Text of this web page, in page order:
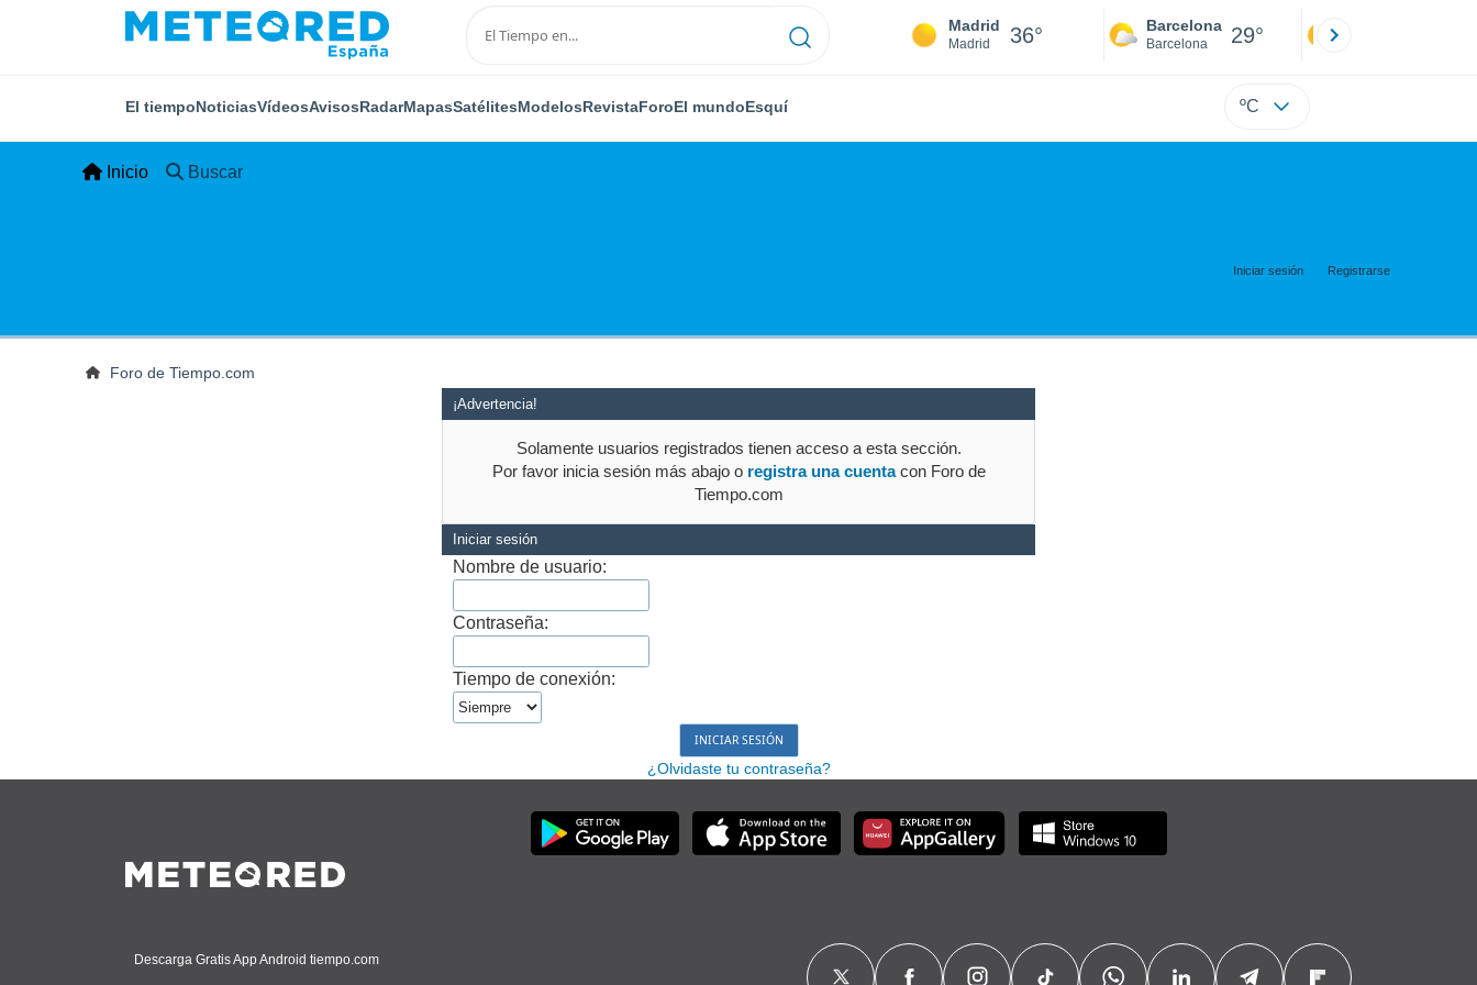
Madrid
Madrid 36° Barcelona
Barcelona 29°
El tiempoNoticiasVídeosAvisosRadarMapasSatélitesModelosRevistaForoEl mundoEsquí ºC
Inicio Buscar
Iniciar sesión Registrarse
Foro de Tiempo.com
¡Advertencia!
Solamente usuarios registrados tienen acceso a esta sección.
Por favor inicia sesión más abajo o registra una cuentacon Foro de
Tiempo.com
Iniciar sesión
Nombre de usuario:
Contraseña:
Tiempo de conexión:
¿Olvidaste tu contraseña?
Descarga Gratis App Android tiempo.com